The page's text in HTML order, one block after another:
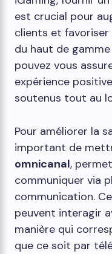
est crucial pour
clients et
du haut de gamme
pouvez vous
expérience
soutenus tout au
Pour améliorer la
important de
omnicanal,
communiquer via
communication.
peuvent interagir
manière qui
que ce soit par